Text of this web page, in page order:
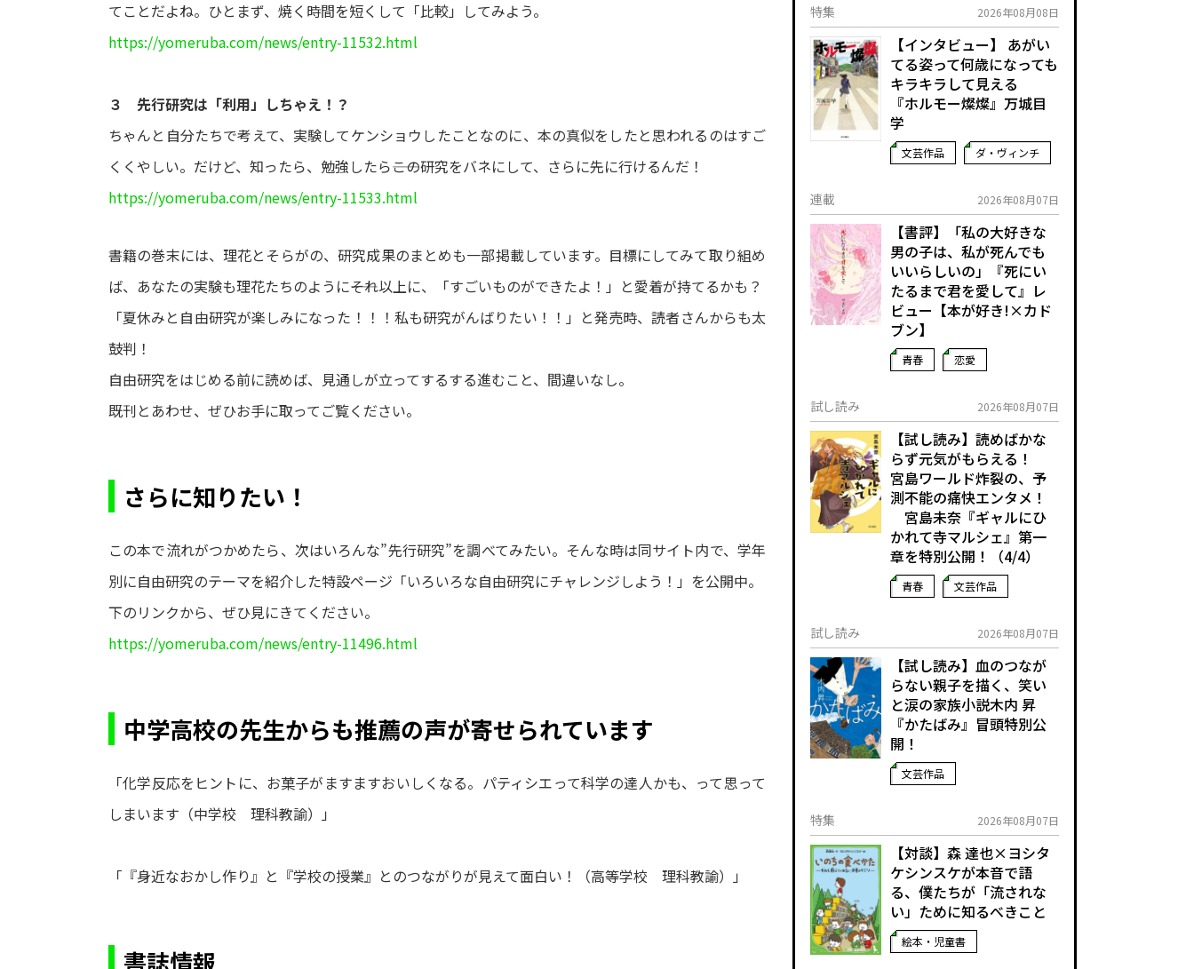
てことだよね。ひとまず、焼く時間を短くして「比較」してみよう。
https://yomeruba.com/news/entry-11532.html
３ 先行研究は「利用」しちゃえ！？
ちゃんと自分たちで考えて、実験してケンショウしたことなのに、本の真似をしたと思われるのはすご
くくやしい。だけど、知ったら、勉強したら――この研究をバネにして、さらに先に行けるんだ！
https://yomeruba.com/news/entry-11533.html
書籍の巻末には、理花とそらがの、研究成果のまとめも一部掲載しています。目標にしてみて取り組め
ば、あなたの実験も理花たちのように――それ以上に、「すごいものができたよ！」と愛着が持てるかも？
「夏休みと自由研究が楽しみになった！！！私も研究がんばりたい！！」と発売時、読者さんからも太
鼓判！
自由研究をはじめる前に読めば、見通しが立ってするする進むこと、間違いなし。
既刊とあわせ、ぜひお手に取ってご覧ください。
さらに知りたい！
この本で流れがつかめたら、次はいろんな”先行研究”を調べてみたい。そんな時は同サイト内で、学年
別に自由研究のテーマを紹介した特設ページ「いろいろな自由研究にチャレンジしよう！」を公開中。
下のリンクから、ぜひ見にきてください。
https://yomeruba.com/news/entry-11496.html
中学高校の先生からも推薦の声が寄せられています
「化学反応をヒントに、お菓子がますますおいしくなる。パティシエって科学の達人かも、って思って
しまいます（中学校 理科教諭）」
「『身近なおかし作り』と『学校の授業』とのつながりが見えて面白い！（高等学校 理科教諭）」
書誌情報
特集 2026年08月08日
【インタビュー】 あがい
てる姿って何歳になっても
キラキラして見える
『ホルモー燦燦』万城目
学
文芸作品 ダ・ヴィンチ
連載 2026年08月07日
【書評】「私の大好きな
男の子は、私が死んでも
いいらしいの」――『死にい
たるまで君を愛して』レ
ビュー【本が好き!×カド
ブン】
青春 恋愛
試し読み 2026年08月07日
【試し読み】読めばかな
らず元気がもらえる！
宮島ワールド炸裂の、予
測不能の痛快エンタメ！
宮島未奈『ギャルにひ
かれて寺マルシェ』第一
章を特別公開！（4/4）
青春 文芸作品
試し読み 2026年08月07日
【試し読み】血のつなが
らない親子を描く、笑い
と涙の家族小説――木内 昇
『かたばみ』冒頭特別公
開！
文芸作品
特集 2026年08月07日
【対談】森 達也×ヨシタ
ケシンスケが本音で語
る、僕たちが「流されな
い」ために知るべきこと
絵本・児童書